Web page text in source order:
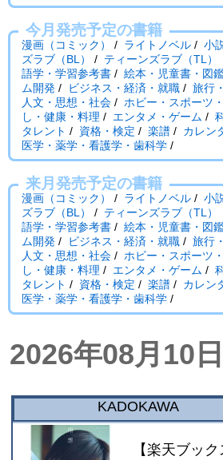
今月発売予定の書籍
漫画（コミック） / ライトノベル / 小
ズラブ（BL）
/ ティーンズラブ（TL）
語学・学習参考書 / 絵本・児童書・図
ム開発 / ビジネス・経済・就職 / 旅行
人文・思想・社会 / ホビー・スポーツ
し・健康・料理 / エンタメ・ゲーム /
タレント / 資格・検定 / 楽譜 / カレン
医学・薬学・看護学・歯科学 /
来月発売予定の書籍
漫画（コミック） / ライトノベル / 小
ズラブ（BL）
/ ティーンズラブ（TL）
語学・学習参考書 / 絵本・児童書・図
ム開発 / ビジネス・経済・就職 / 旅行
人文・思想・社会 / ホビー・スポーツ
し・健康・料理 / エンタメ・ゲーム /
タレント / 資格・検定 / 楽譜 / カレン
医学・薬学・看護学・歯科学 /
2026年08月10
KADOKAWA
【楽天ブッ